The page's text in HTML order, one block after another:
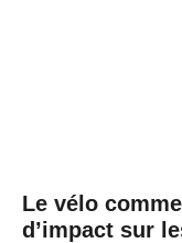
Le vélo
d’impact sur